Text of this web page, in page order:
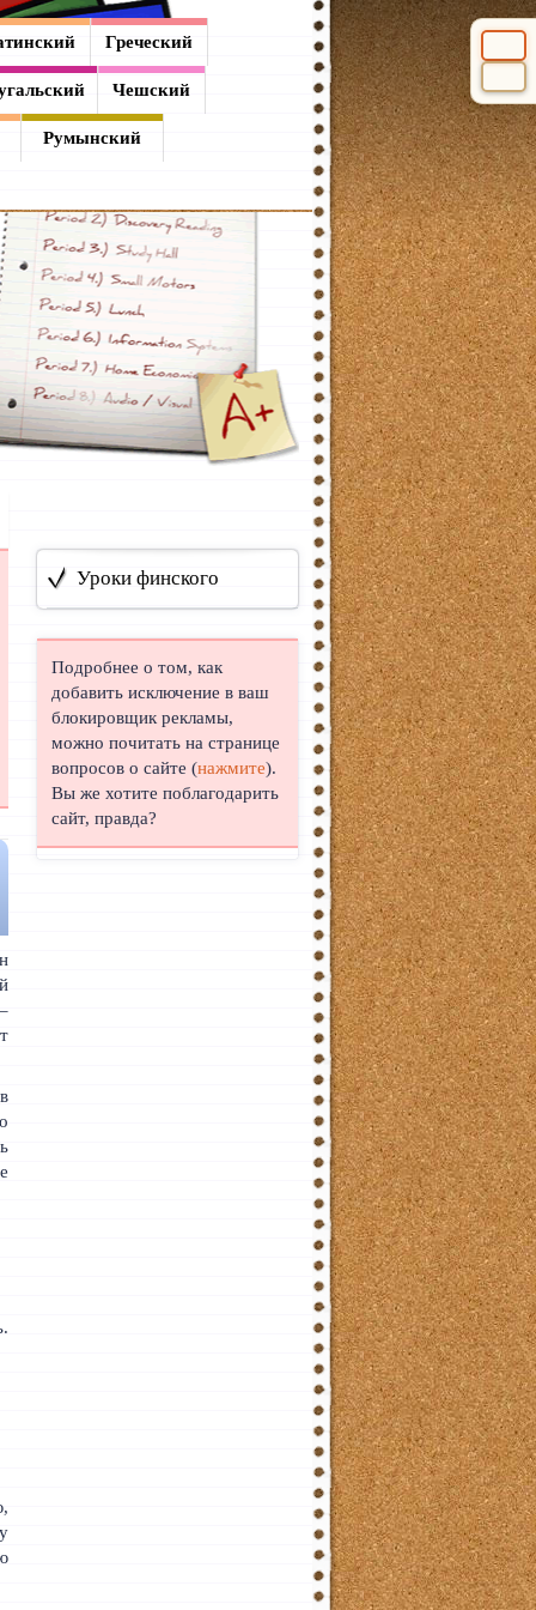
Греческий
Чешский
Румынский
Уроки финского
Подробнее о том, как
добавить исключение в ваш
блокировщик рекламы,
можно почитать на странице
вопросов о сайте (нажмите).
Вы же хотите поблагодарить
сайт, правда?